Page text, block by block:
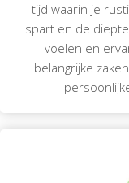
tijd waarin je
spart en de
voelen en
belangrijke